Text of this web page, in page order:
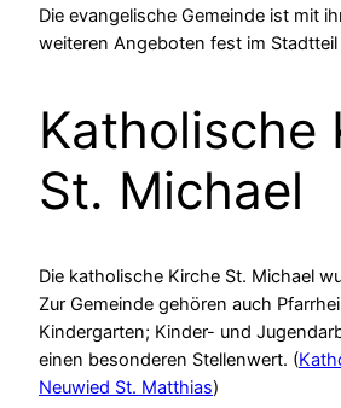
Die evangelische Gemeinde ist mit
weiteren Angeboten fest im Stadtteil
Katholische
St. Michael
Die katholische Kirche St. Michael
Zur Gemeinde gehören auch
Kindergarten; Kinder- und
einen besonderen Stellenwert. (
Neuwied St. Matthias)